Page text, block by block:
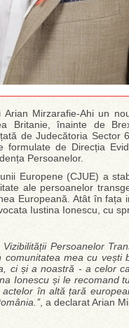
Mirzarafie-Ahi un
Britanie, înainte de
de Judecătoria Sector
formulate de Direcția
Persoanelor.
Europene (CJUE) a
ale persoanelor
Europeană. Atât în
Iustina Ionescu, cu
Persoanelor
mea cu vești
ci și a noastră - a celor
Ionescu și le recomand
în altă țară
, a declarat Arian